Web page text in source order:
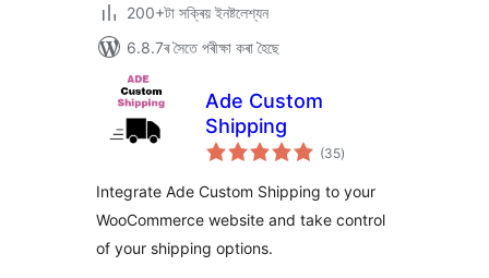
200+টা সক্ৰিয় ইনষ্টলেশ্যন
6.8.7ৰ সৈতে পৰীক্ষা কৰা হৈছে
Ade Custom
Shipping
(35টা
মুঠ)
Integrate Ade Custom Shipping to your
WooCommerce website and take control
of your shipping options.